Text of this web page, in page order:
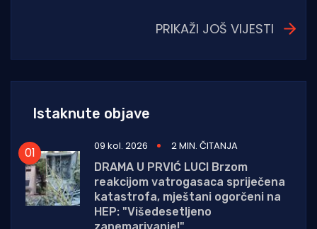
PRIKAŽI JOŠ VIJESTI
Istaknute objave
09 kol. 2026
2 MIN. ČITANJA
DRAMA U PRVIĆ LUCI Brzom
reakcijom vatrogasaca spriječena
katastrofa, mještani ogorčeni na
HEP: "Višedesetljeno